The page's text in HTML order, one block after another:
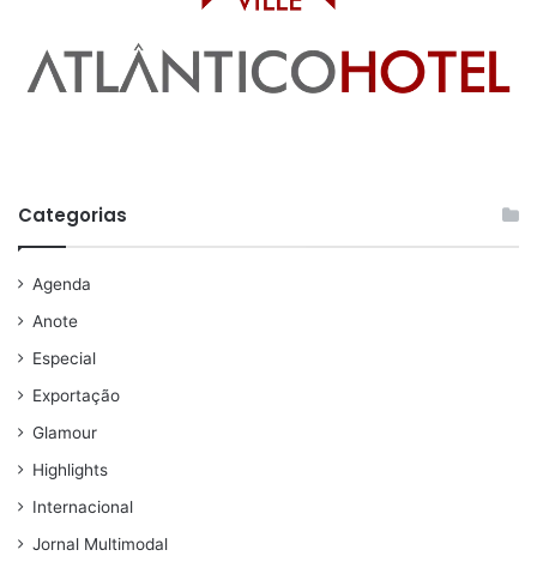
Categorias
Agenda
Anote
Especial
Exportação
Glamour
Highlights
Internacional
Jornal Multimodal